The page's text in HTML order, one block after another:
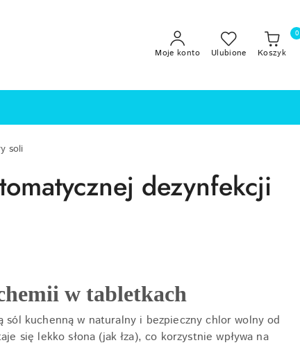
Moje konto Ulubione Koszyk
0
soli
dezynfekcji
w tabletkach
kuchenną w naturalny i bezpieczny chlor wolny od
się lekko słona (jak łza), co korzystnie wpływa na